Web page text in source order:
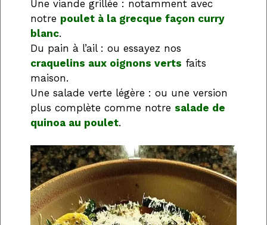
Une viande grillée : notamment avec
notre poulet à la grecque façon curry
blanc.
Du pain à l’ail : ou essayez nos
craquelins aux oignons verts faits
maison.
Une salade verte légère : ou une version
plus complète comme notre salade de
quinoa au poulet.